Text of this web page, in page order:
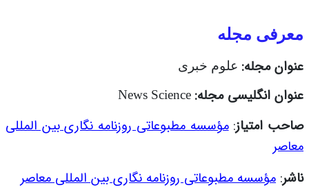
معرفی مجله
عنوان مجله: علوم خبری
عنوان انگلیسی مجله:
صاحب امتیاز:مؤسسه مطبوعاتی روزنامه نگاری بین المللی
معاصر
ناشر: مؤسسه مطبوعاتی روزنامه نگاری بین المللی معاصر